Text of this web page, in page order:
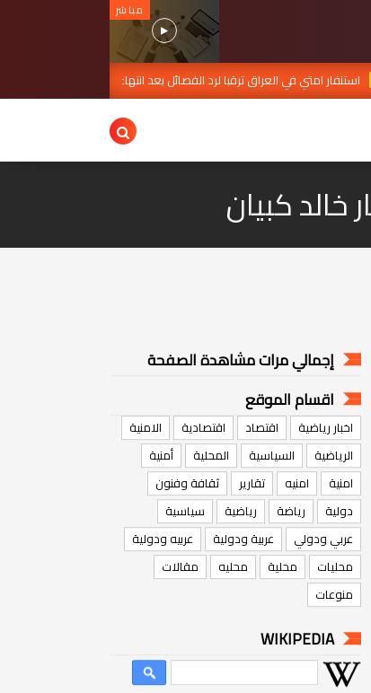
مباشر
العراق ترقبا لرد الفصائل بعد انتهاءالمهلة
خالد كبيان
إجمالي مرات مشاهدة الصفحة
اقسام الموقع
اخبار رياضية اقتصاد اقتصادية
الامنية
الرياضية
السياسية المحلية
أمنية
امنية
امنيه تقارير
ثقافة وفنون
دولية
رياضة رياضية
سياسية
عربي ودولي
عربية ودولية
عربيه ودولية
محليات
محلية محليه
مقالات
منوعات
WIKIPEDIA